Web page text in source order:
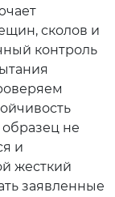
сколов и
контроль
не
и
жесткий
заявленные